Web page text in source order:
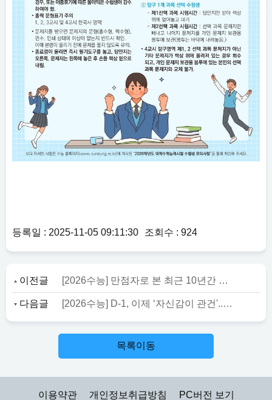
등록일 : 2025-11-05 09:11:30 조회수 : 924
이전글 [2026수능] 만점자로 본 최근 10년간 난이도.. 지난해 수능 만점자 11명
다음글 [2026수능] D-1, 이제 ‘자신감이 관건'..“차분하고 긍정적 마인드 최고의 전략”
목록이동
이용약관 개인정보취급방침 PC버전 보기